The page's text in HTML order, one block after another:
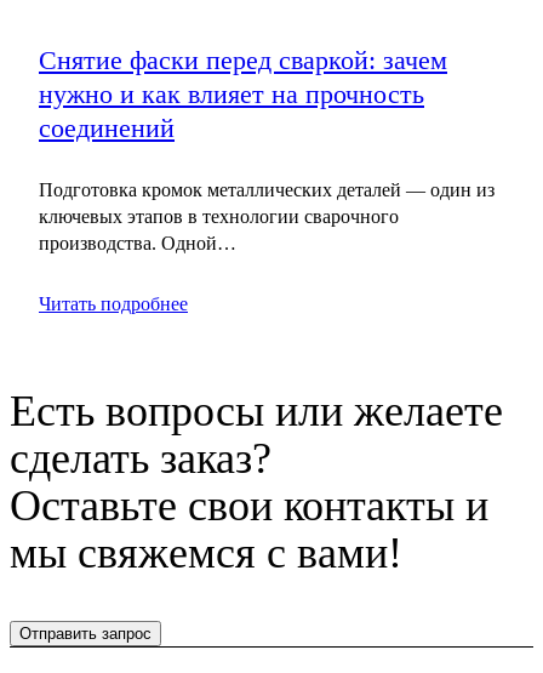
Снятие фаски перед сваркой: зачем
нужно и как влияет на прочность
соединений
Подготовка кромок металлических деталей — один из
ключевых этапов в технологии сварочного
производства. Одной…
Читать подробнее
Есть вопросы или желаете
сделать заказ?
Оставьте свои контакты и
мы свяжемся с вами!
Отправить запрос